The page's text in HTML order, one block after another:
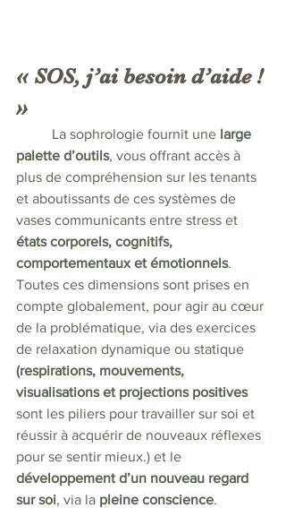
« SOS, j’ai besoin d’aide !
»
	La sophrologie fournit une
large
palette d’outils, vous offrant accès à
plus de compréhension sur les tenants
et aboutissants de ces systèmes de
vases communicants entre stress et
états corporels, cognitifs,
comportementaux et émotionnels.
Toutes ces dimensions sont prises en
compte globalement, pour agir au cœur
de la problématique, via des exercices
de relaxation dynamique ou statique
(respirations, mouvements,
visualisations et projections positives
sont les piliers pour travailler sur soi et
réussir à acquérir de nouveaux réflexes
pour se sentir mieux.) et le
développement d’un nouveau regard
sur soi, via la pleine conscience.